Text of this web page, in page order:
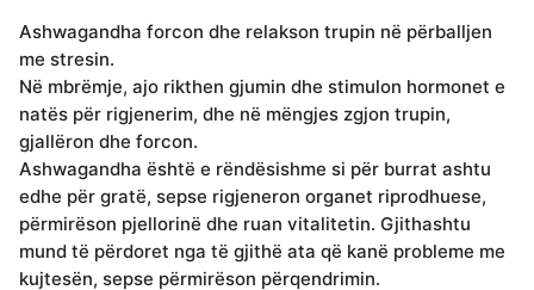
Ashwagandha forcon dhe relakson trupin në përballjen
me stresin.
Në mbrëmje, ajo rikthen gjumin dhe stimulon hormonet e
natës për rigjenerim, dhe në mëngjes zgjon trupin,
gjallëron dhe forcon.
Ashwagandha është e rëndësishme si për burrat ashtu
edhe për gratë, sepse rigjeneron organet riprodhuese,
përmirëson pjellorinë dhe ruan vitalitetin. Gjithashtu
mund të përdoret nga të gjithë ata që kanë probleme me
kujtesën, sepse përmirëson përqendrimin.